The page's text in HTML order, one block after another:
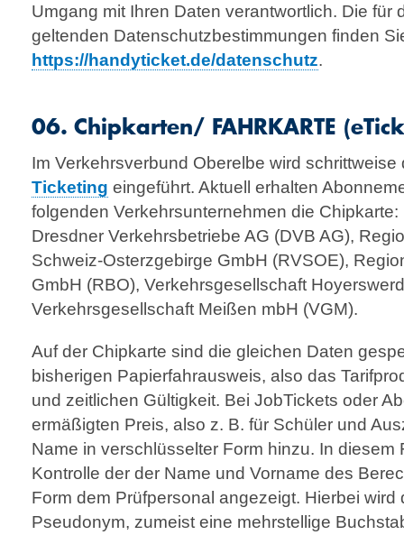
Umgang mit Ihren Daten verantwortlich. Die für
geltenden Datenschutzbestimmungen finden
https://handyticket.de/datenschutz.
06. Chipkarten/ FAHRKARTE
Im Verkehrsverbund Oberelbe wird
Ticketing eingeführt. Aktuell erhalten
folgenden Verkehrsunternehmen die Chipkarte:
Dresdner Verkehrsbetriebe AG (DVB AG),
Schweiz-Osterzgebirge GmbH (RVSOE),
GmbH (RBO), Verkehrsgesellschaft
Verkehrs­gesell­schaft Meißen mbH (VGM).
Auf der Chipkarte sind die gleichen Daten
bisherigen Papierfahrausweis, also das
und zeitlichen Gültigkeit. Bei JobTickets oder
ermäßigten Preis, also z. B. für Schüler und
Name in ver­schlüssel­ter Form hinzu. In diesem
Kontrolle der der Name und Vorname des
Form dem Prüfpersonal angezeigt. Hierbei wird
Pseudonym, zumeist eine mehrstellige